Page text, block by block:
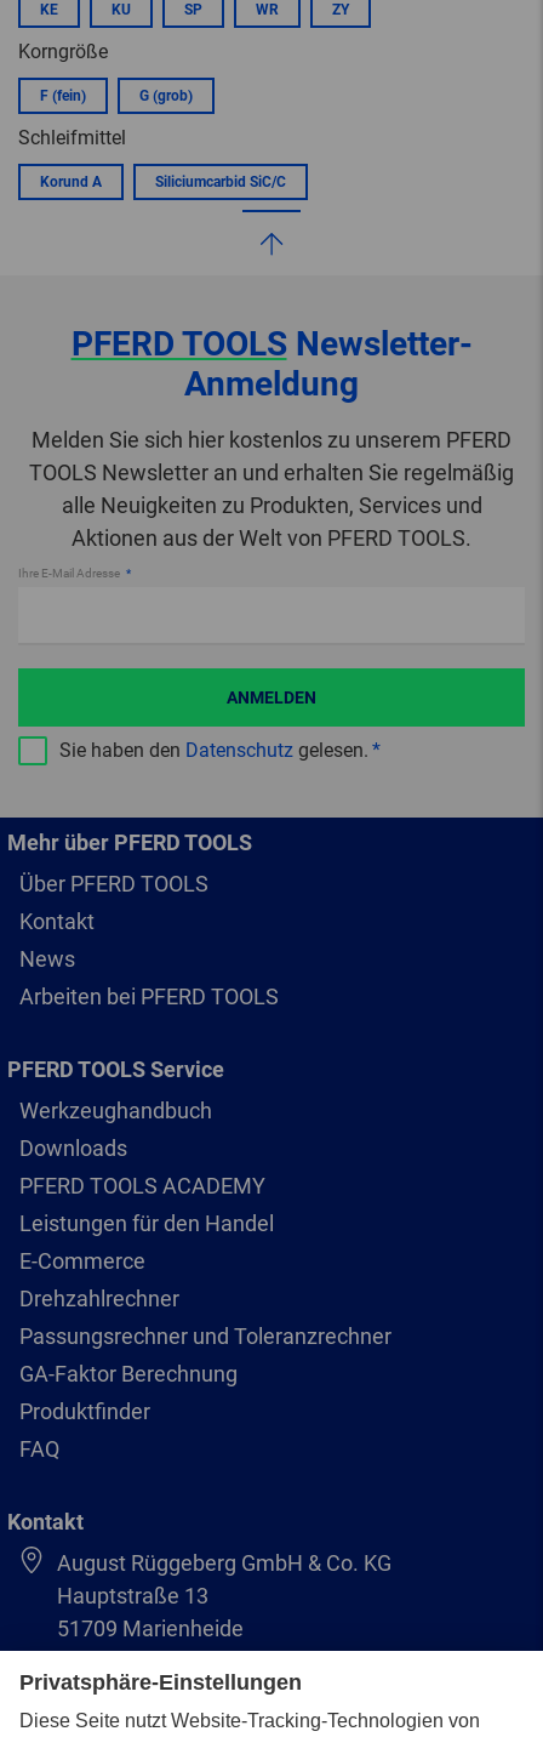
KE KU SP WR ZY
Korngröße
F (fein) G (grob)
Schleifmittel
Korund A Siliciumcarbid SiC/C
PFERD TOOLSNewsletter-
Anmeldung
Melden Sie sich hier kostenlos zu unserem PFERD
TOOLS Newsletter an und erhalten Sie regelmäßig
alle Neuigkeiten zu Produkten, Services und
Aktionen aus der Welt von PFERD TOOLS.
Ihre E-Mail Adresse
Sie haben den Datenschutz gelesen.
ANMELDEN
Mehr über PFERD TOOLS
Über PFERD TOOLS
Kontakt
News
Arbeiten bei PFERD TOOLS
PFERD TOOLS Service
Werkzeughandbuch
Downloads
PFERD TOOLS ACADEMY
Leistungen für den Handel
E-Commerce
Drehzahlrechner
Passungsrechner und Toleranzrechner
GA-Faktor Berechnung
Produktfinder
FAQ
Kontakt
August Rüggeberg GmbH & Co. KG
Hauptstraße 13
51709 Marienheide
+49 2264 9-0